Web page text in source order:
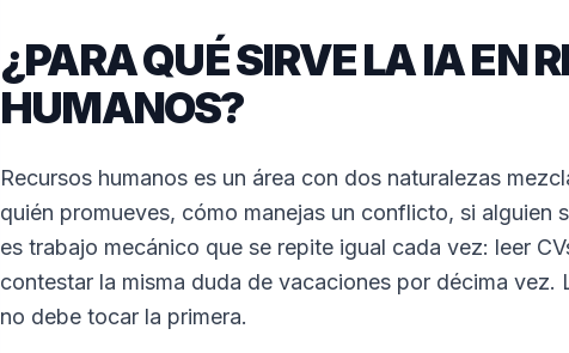
¿PARA QUÉ SIRVE LA IA EN
HUMANOS?
Recursos humanos es un área con dos naturalezas
quién promueves, cómo manejas un conflicto, si alguien
es trabajo mecánico que se repite igual cada vez: leer
contestar la misma duda de vacaciones por décima vez.
no debe tocar la primera.